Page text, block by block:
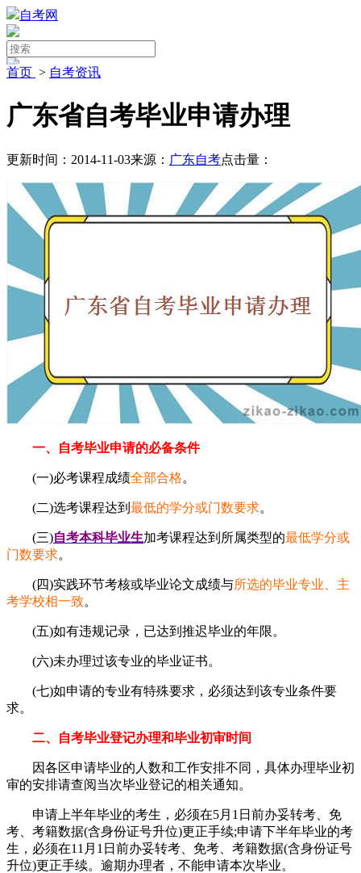
自考网
首页 > 自考资讯
广东省自考毕业申请办理
更新时间：2014-11-03来源： 广东自考点击量：
一、自考毕业申请的必备条件
(一)必考课程成绩全部合格。
(二)选考课程达到 最低的学分或门数要求。
(三)自考本科毕业生加考课程达到所属类型的最低学分或
门数要求。
(四)实践环节考核或毕业论文成绩与所选的毕业专业、主
考学校相一致。
(五)如有违规记录，已达到推迟毕业的年限。
(六)未办理过该专业的毕业证书。
(七)如申请的专业有特殊要求，必须达到该专业条件要
求。
二、自考毕业登记办理和毕业初审时间
因各区申请毕业的人数和工作安排不同，具体办理毕业初
审的安排请查阅当次毕业登记的相关通知。
申请上半年毕业的考生，必须在5月1日前办妥转考、免
考、考籍数据(含身份证号升位)更正手续;申请下半年毕业的考
生，必须在11月1日前办妥转考、免考、考籍数据(含身份证号
升位)更正手续。逾期办理者，不能申请本次毕业。